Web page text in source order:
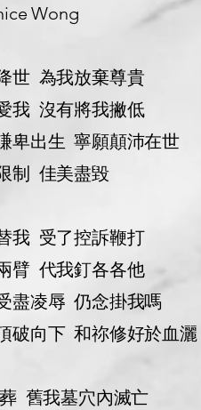
Wong
世 為我放棄尊貴
我 沒有將我撇低
卑出生 寧願顛沛在世
制 佳美盡毀
我 受了控訴鞭打
臂 代我釘各各他
盡凌辱 仍念掛我嗎
破向下 和祢修好於血灑
舊我墓穴內滅亡